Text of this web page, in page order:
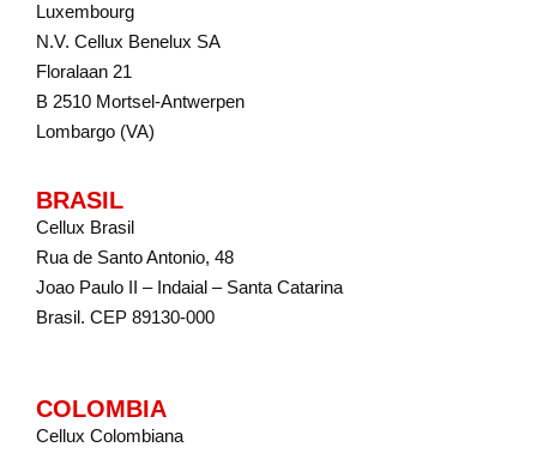
Luxembourg
N.V. Cellux Benelux SA
Floralaan 21
B 2510 Mortsel-Antwerpen
Lombargo (VA)
BRASIL
Cellux Brasil
Rua de Santo Antonio, 48
Joao Paulo II – Indaial – Santa Catarina
Brasil. CEP 89130-000
COLOMBIA
Cellux Colombiana